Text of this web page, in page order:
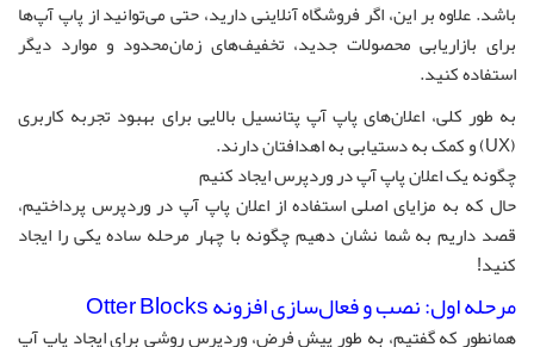
باشد. علاوه بر این، اگر فروشگاه آنلاینی دارید، حتی می‌توانید از پاپ آپ‌ها
برای بازاریابی محصولات جدید، تخفیف‌های زمان‌محدود و موارد دیگر
استفاده کنید.
به طور کلی، اعلان‌های پاپ آپ پتانسیل بالایی برای بهبود تجربه کاربری
(UX) و کمک به دستیابی به اهدافتان دارند.
چگونه یک اعلان پاپ آپ در وردپرس ایجاد کنیم
حال که به مزایای اصلی استفاده از اعلان پاپ آپ در وردپرس پرداختیم،
قصد داریم به شما نشان دهیم چگونه با چهار مرحله ساده یکی را ایجاد
کنید!
مرحله اول: نصب و فعال‌سازی افزونه Otter Blocks
همانطور که گفتیم، به طور پیش فرض، وردپرس روشی برای ایجاد پاپ آپ